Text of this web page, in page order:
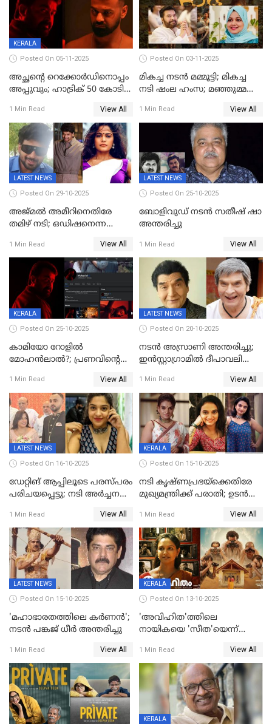
KERALA
Posted On 05-11-2025
അച്ഛന്റെ റെക്കോർഡിനൊപ്പം
അപ്പുവും; ഹാട്രിക് 50 കോടി
മോഹൻലാൽ, 'ഡീയസ്
ഈറേ' കുതിപ്പ്
1 Min Read View All
Posted On 03-11-2025
മികച്ച നടൻ മമ്മൂട്ടി; മികച്ച
നടി ഷംല ഹംസ; മഞ്ഞുമ്മൽ
1 Min Read View All
LATEST NEWS
Posted On 29-10-2025
അജ്മല്‍ അമീറിനെതിരേ
തമിഴ് നടി; ഒഡിഷനെന്ന
വിളിച്ചു, മോശം പെരുമാറ്റം
1 Min Read View All
LATEST NEWS
Posted On 25-10-2025
ബോളിവുഡ് നടൻ സതീഷ് ഷാ
അന്തരിച്ചു
1 Min Read View All
KERALA
Posted On 25-10-2025
കാമിയോ റോളിൽ
മോഹൻലാൽ?; പ്രണവിന്റെ
പിന്നാലെ ഡിപി; ചർച്ചയായി
സോഷ്യൽ മീഡിയ ചിത്രങ്ങൾ
1 Min Read View All
LATEST NEWS
Posted On 20-10-2025
നടന്‍ അസ്രാണി അന്തരിച്ചു;
ഇന്‍‌സ്റ്റാഗ്രാമില്‍ ദീപാവലി
മണിക്കൂറുകള്‍ക്കകം
വിയോഗം
1 Min Read View All
LATEST NEWS
Posted On 16-10-2025
ഡേറ്റിങ് ആപ്പിലൂടെ പരസ്പരം
പരിചയപ്പെട്ടു; നടി അർച്ചന
1 Min Read View All
KERALA
Posted On 15-10-2025
നടി കൃഷ്ണപ്രഭയ്‌ക്കെതിരേ
മുഖ്യമന്ത്രിക്ക് പരാതി; ഉടൻ
പരാതിയിൽ
1 Min Read View All
LATEST NEWS
Posted On 15-10-2025
'മഹാഭാരതത്തിലെ കർണന്‍';
നടൻ പങ്കജ് ധീർ അന്തരിച്ചു
1 Min Read View All
KERALA
Posted On 13-10-2025
'അവിഹിത'ത്തിലെ
നായികയെ 'സീത'യെന്ന്
ബോർഡ്
1 Min Read View All
KERALA